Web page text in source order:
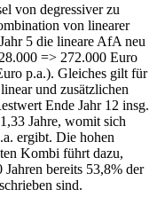
von degressiver zu
von linearer
5 die lineare AfA neu
=> 272.000 Euro
p.a.). Gleiches gilt für
und zusätzlichen
Ende Jahr 12 insg.
Jahre, womit sich
ergibt. Die hohen
Kombi führt dazu,
Jahren bereits 53,8% der
sind.